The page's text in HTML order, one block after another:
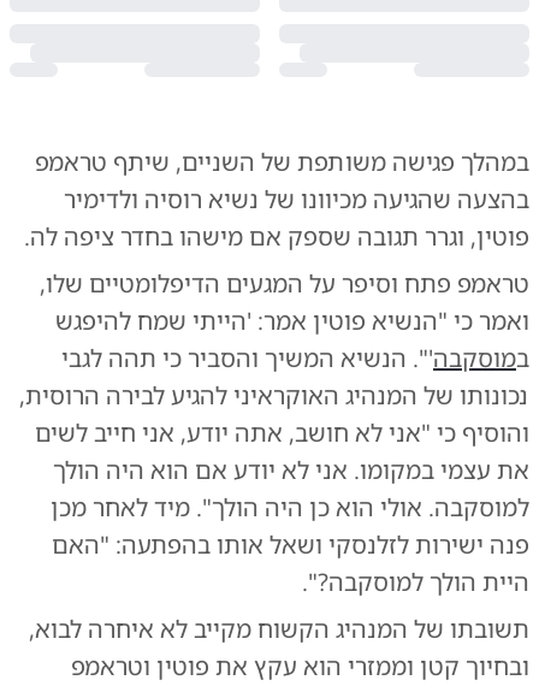
במהלך פגישה משותפת של השניים, שיתף טראמפ
בהצעה שהגיעה מכיוונו של נשיא רוסיה ולדימיר
פוטין, וגרר תגובה שספק אם מישהו בחדר ציפה לה.
טראמפ פתח וסיפר על המגעים הדיפלומטיים שלו,
ואמר כי "הנשיא פוטין אמר: 'הייתי שמח להיפגש
במוסקבה'". הנשיא המשיך והסביר כי תהה לגבי
נכונותו של המנהיג האוקראיני להגיע לבירה הרוסית,
והוסיף כי "אני לא חושב, אתה יודע, אני חייב לשים
את עצמי במקומו. אני לא יודע אם הוא היה הולך
למוסקבה. אולי הוא כן היה הולך". מיד לאחר מכן
פנה ישירות לזלנסקי ושאל אותו בהפתעה: "האם
היית הולך למוסקבה?".
תשובתו של המנהיג הקשוח מקייב לא איחרה לבוא,
ובחיוך קטן וממזרי הוא עקץ את פוטין וטראמפ